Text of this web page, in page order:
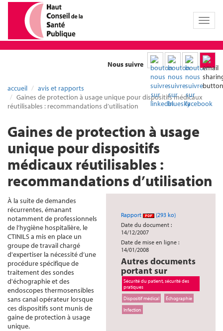
Toggle
Nous suivre
accueil
avis et rapports
Gaines de protection à usage unique pour dispositifs médicaux
réutilisables : recommandations d’utilisation
Gaines de protection à usage
unique pour dispositifs
médicaux réutilisables :
recommandations d’utilisation
Rapport
(293 ko)
Date du document :
14/12/2007
Date de mise en ligne :
14/01/2008
Autres documents
portant sur
Sécurité du patient, sécurité des
pratiques
Dispositif médical
Échographie
Infection
À la suite de demandes
récurrentes, émanant
notamment de professionnels
de l’hygiène hospitalière, le
CTINILS a mis en place un
groupe de travail chargé
d'expertiser la nécessité d’une
procédure spécifique de
traitement des sondes
d'échographie et des
endoscopes thermosensibles
sans canal opérateur lorsque
ces dispositifs sont munis de
gaine de protection à usage
unique.